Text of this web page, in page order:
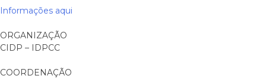
Informações aqui
ORGANIZAÇÃO
CIDP – IDPCC
COORDENAÇÃO